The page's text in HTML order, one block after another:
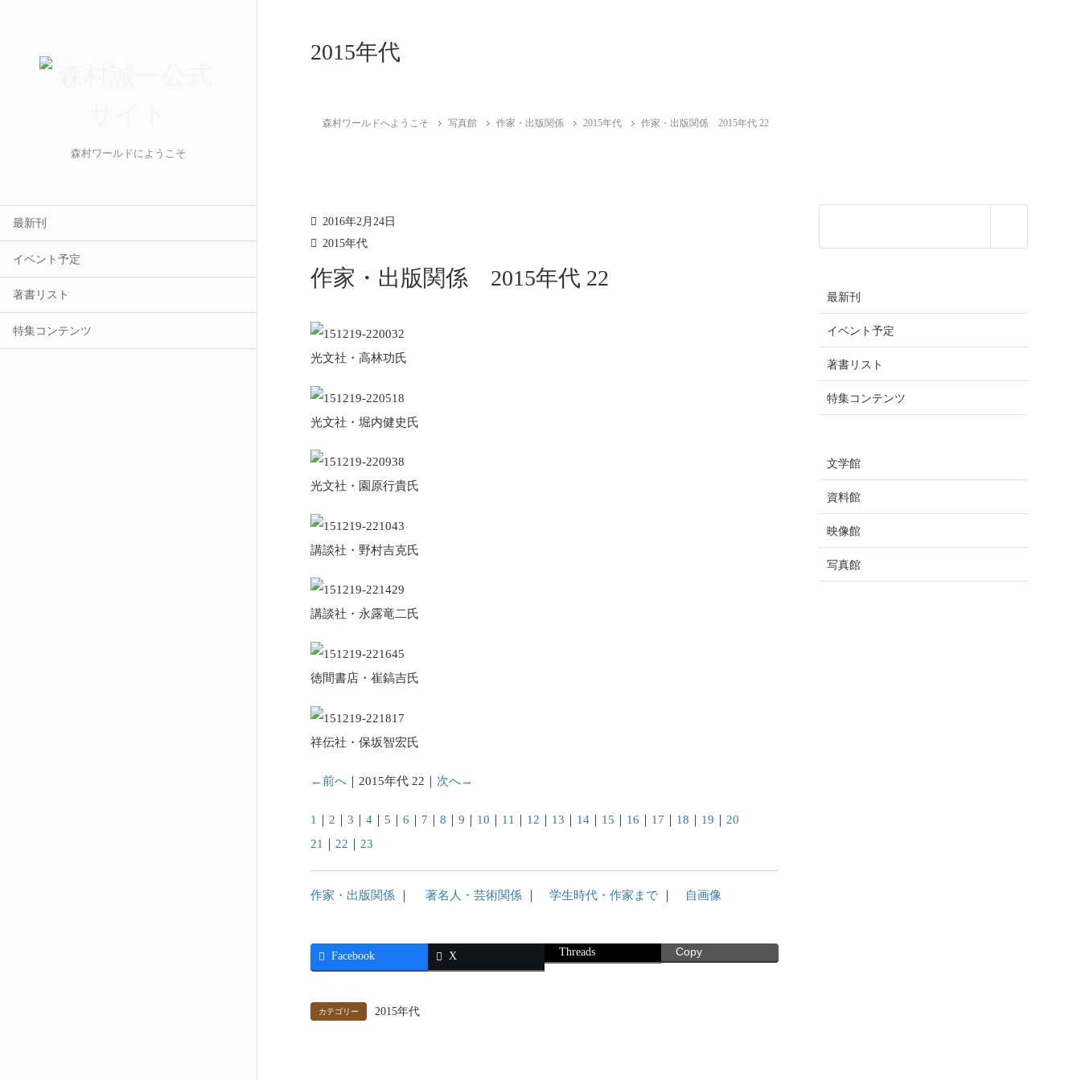
森村ワールドにようこそ
最新刊
イベント予定
著書リスト
特集コンテンツ
2015年代
森村ワールドへようこそ 写真館 作家・出版関係 2015年代 作家・出版関係 2015年代 22
2016年2月24日
2015年代
作家・出版関係 2015年代 22
光文社・高林功氏
光文社・堀内健史氏
光文社・園原行貴氏
講談社・野村吉克氏
講談社・永露竜二氏
徳間書店・崔鎬吉氏
祥伝社・保坂智宏氏
←前へ ｜2015年代 22｜ 次へ→
1 ｜ 2 ｜3 ｜4 ｜ 5 ｜6 ｜ 7 ｜8 ｜9 ｜ 10 ｜ 11 ｜ 12 ｜ 13 ｜ 14 ｜ 15 ｜ 16 ｜ 17 ｜ 18 ｜ 19 ｜ 20
21
｜ 22 ｜ 23
作家・出版関係 ｜著名人・芸術関係 ｜学生時代・作家まで ｜ 自画像
Facebook X Threads Copy
カテゴリー 2015年代
最新刊
イベント予定
著書リスト
特集コンテンツ
文学館
資料館
映像館
写真館